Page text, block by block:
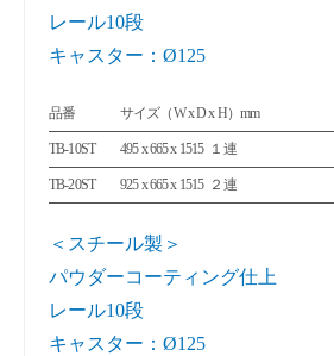
レール10段
キャスター：Ø125
品番 サイズ（W x D x H）mm
TB-10ST 495 x 665 x 1515 １連
TB-20ST 925 x 665 x 1515 ２連
＜スチール製＞
パウダーコーティング仕上
レール10段
キャスター：Ø125